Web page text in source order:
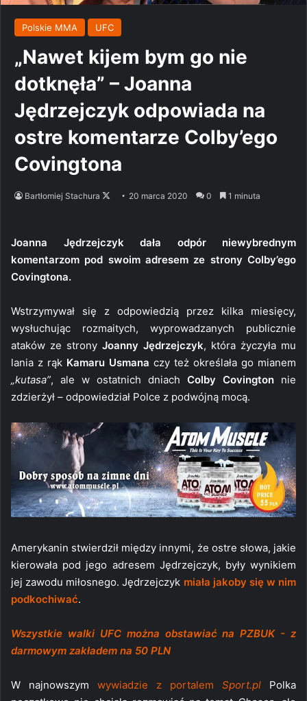
Polskie MMA UFC
„Nawet kijem bym go nie
dotknęła” – Joanna
Jędrzejczyk odpowiada na
ostre komentarze Colby’ego
Covingtona
Bartłomiej Stachura
Follow20 marca 2020 0 1 minuta
Joanna Jędrzejczyk dała odpór niewybrednym
komentarzom pod swoim adresem ze strony Colby’ego
Covingtona.
Wstrzymywał się z odpowiedzią przez kilka miesięcy,
wysłuchując rozmaitych, wyprowadzanych publicznie
ataków ze strony Joanny Jędrzejczyk, która życzyła mu
lania z rąk Kamaru Usmana czy też określała go mianem
„kutasa”, ale w ostatnich dniach Colby Covington nie
zdzierżył – odpowiedział Polce z podwójną mocą.
Amerykanin stwierdził między innymi, że ostre słowa, jakie
kierowała pod jego adresem Jędrzejczyk, były wynikiem
jej zawodu miłosnego. Jędrzejczyk miała jakoby się w nim
podkochiwać.
Wszystkie walki UFC można obstawiać na PZBUK - z
darmowym zakładem na 50 PLN
W najnowszym wywiadzie z portalem Sport.pl Polka